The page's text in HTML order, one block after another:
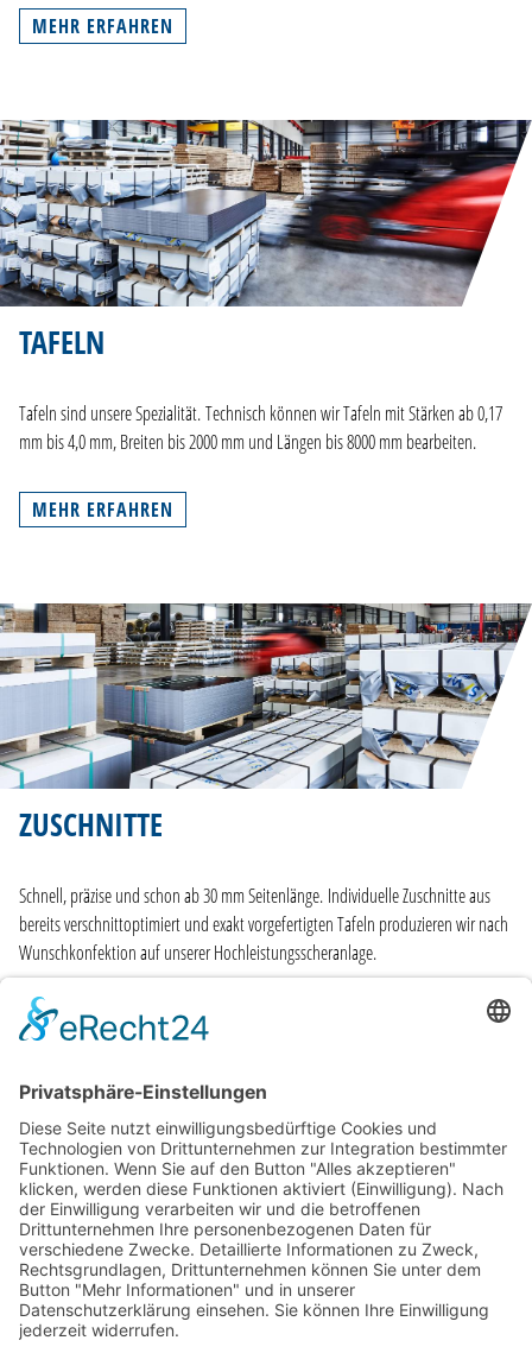
MEHR ERFAHREN
TAFELN
Tafeln sind unsere Spezialität. Technisch können wir Tafeln mit Stärken ab 0,17
mm bis 4,0 mm, Breiten bis 2000 mm und Längen bis 8000 mm bearbeiten.
MEHR ERFAHREN
ZUSCHNITTE
Schnell, präzise und schon ab 30 mm Seitenlänge. Individuelle Zuschnitte aus
bereits verschnittoptimiert und exakt vorgefertigten Tafeln produzieren wir nach
Wunschkonfektion auf unserer Hochleistungsscheranlage.
MEHR ERFAHREN
CODE OF CONDUCT
AEB
AVB
IMPRESSUM